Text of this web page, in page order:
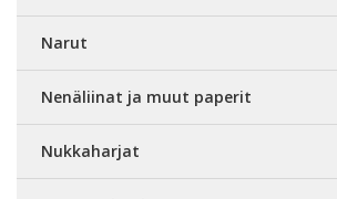
Narut
Nenäliinat ja muut paperit
Nukkaharjat